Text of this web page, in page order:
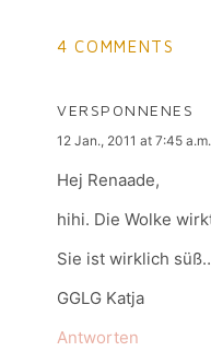
4 COMMENTS
VERSPONNENES
says:
12 Jan., 2011 at 7:45 a.m.
Hej Renaade,
hihi. Die Wolke
Sie ist wirklich
GGLG Katja
Antworten